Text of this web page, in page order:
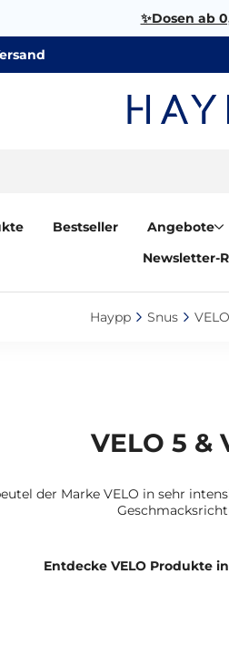
✨Dosen ab
Bestseller Angebote
Newsletter-
Haypp‎ Snus‎ VELO‎
VELO 5 &
der Marke VELO in sehr
Entdecke VELO Produkte